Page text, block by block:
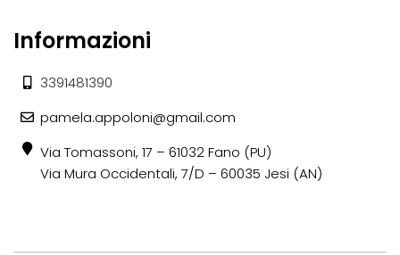
Informazioni
3391481390
pamela.appoloni@gmail.com
Via Tomassoni, 17 – 61032 Fano (PU)
Via Mura Occidentali, 7/D – 60035 Jesi (AN)